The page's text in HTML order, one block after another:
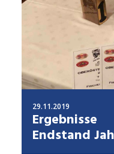
29.11.2019
Ergebnisse
Endstand